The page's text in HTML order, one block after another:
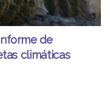
de
climáticas